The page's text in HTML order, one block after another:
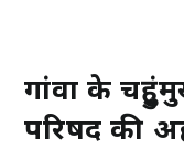
गांवों के
परिषद की